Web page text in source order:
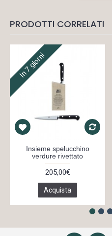
PRODOTTI CORRELATI
In 7 giorni
Insieme spelucchino
verdure rivettato
205,00€
Acquista